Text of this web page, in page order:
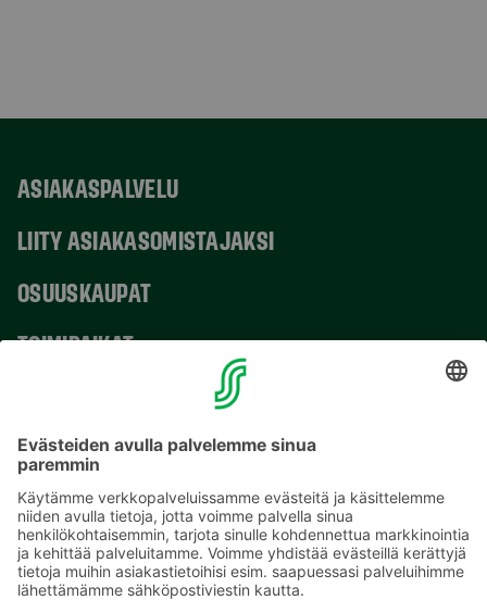
ASIAKASPALVELU
LIITY ASIAKASOMISTAJAKSI
OSUUSKAUPAT
TOIMIPAIKAT
Sähköpostiosoitteet S-ryhmässä ovat muotoa